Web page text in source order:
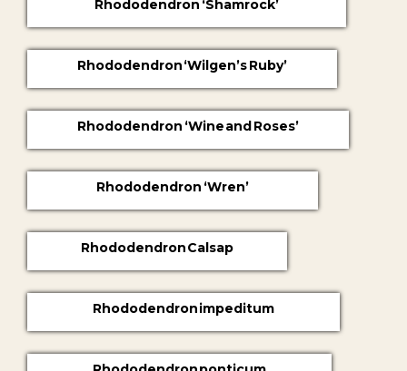
Rhododendron ‘Shamrock’
Rhododendron ‘Wilgen’s Ruby’
Rhododendron ‘Wine and Roses’
Rhododendron ‘Wren’
Rhododendron Calsap
Rhododendron impeditum